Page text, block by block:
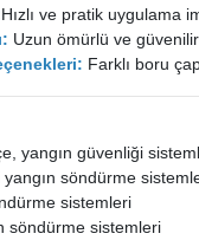
Hızlı ve pratik uygulama
Uzun ömürlü ve
Farklı boru
yangın güvenliği
söndürme
sistemleri
söndürme sistemleri